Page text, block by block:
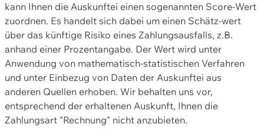
kann Ihnen die Auskunftei einen sogenannten Score-Wert
zuordnen. Es handelt sich dabei um einen Schätz-wert
über das künftige Risiko eines Zahlungsausfalls, z.B.
anhand einer Prozentangabe. Der Wert wird unter
Anwendung von mathematisch-statistischen Verfahren
und unter Einbezug von Daten der Auskunftei aus
anderen Quellen erhoben. Wir behalten uns vor,
entsprechend der erhaltenen Auskunft, Ihnen die
Zahlungsart "Rechnung" nicht anzubieten.